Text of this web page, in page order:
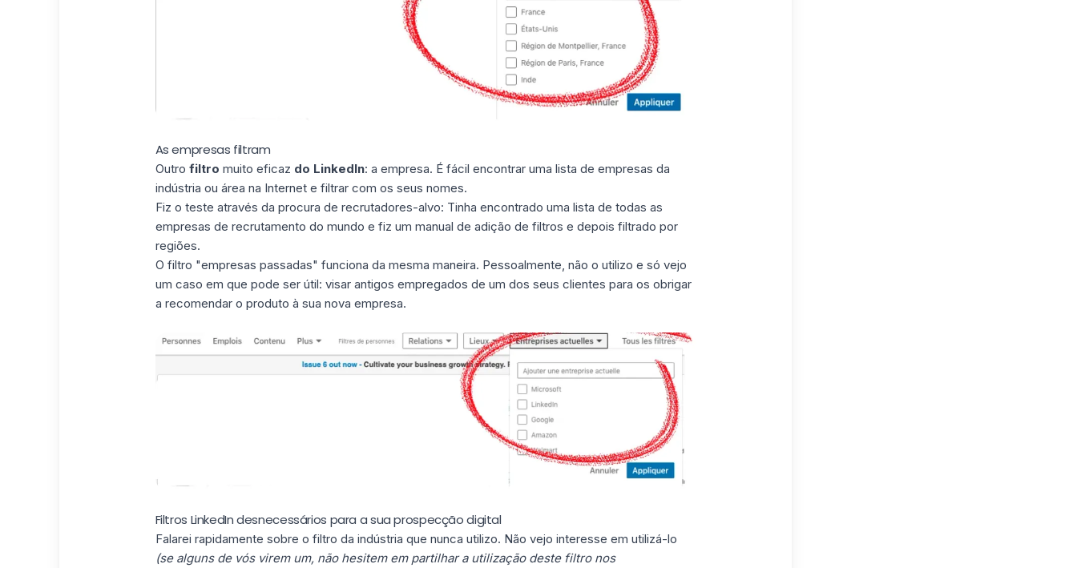
As empresas filtram
Outro filtro muito eficaz do LinkedIn: a empresa. É fácil encontrar uma lista de empresas da
indústria ou área na Internet e filtrar com os seus nomes.
Fiz o teste através da procura de recrutadores-alvo: Tinha encontrado uma lista de todas as
empresas de recrutamento do mundo e fiz um manual de adição de filtros e depois filtrado por
regiões.
O filtro "empresas passadas" funciona da mesma maneira. Pessoalmente, não o utilizo e só vejo
um caso em que pode ser útil: visar antigos empregados de um dos seus clientes para os obrigar
a recomendar o produto à sua nova empresa.
Filtros LinkedIn desnecessários para a sua prospecção digital
Falarei rapidamente sobre o filtro da indústria que nunca utilizo. Não vejo interesse em utilizá-lo
(se alguns de vós virem um, não hesitem em partilhar a utilização deste filtro nos